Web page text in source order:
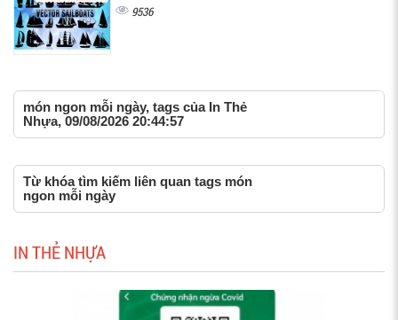
9536
món ngon mỗi ngày, tags của In Thẻ
Nhựa, 09/08/2026 20:44:57
Từ khóa tìm kiếm liên quan tags món
ngon mỗi ngày
IN THẺ NHỰA